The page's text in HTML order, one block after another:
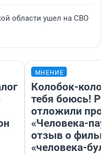
области ушел на СВО
МНЕНИЕ
Колобок-
тебя боюсь!
отложили
«Человека-
отзыв о
«человека-